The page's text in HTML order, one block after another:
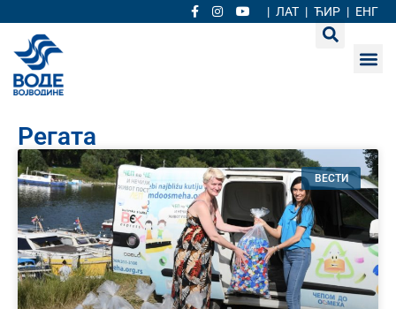
| ЛАТ | ЋИР | ЕНГ
Регата
ВЕСТИ